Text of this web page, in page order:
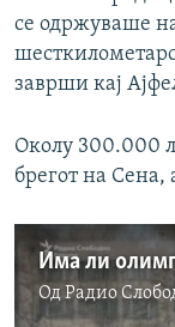
се одржуваше
заврши кај
Околу 300.000
брегот на Сена,
ОдРадио